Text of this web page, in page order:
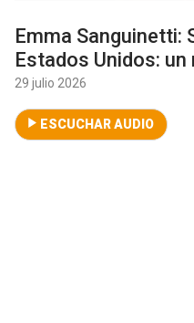
Emma Sanguinetti:
Estados Unidos:
29 julio 2026
ESCUCHAR AUDIO